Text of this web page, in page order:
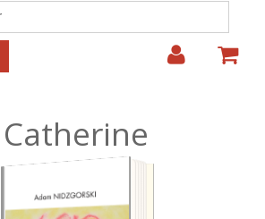
de recherche
16.00€